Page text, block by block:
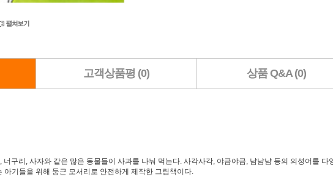
고객상품평 (0) 상품 Q&A (0)
너구리, 사자와 같은 많은 동물들이 사과를 나눠 먹는다. 사각사각, 야금야금, 냠냠냠 등의 의성어를
아기들을 위해 둥근 모서리로 안전하게 제작한 그림책이다.